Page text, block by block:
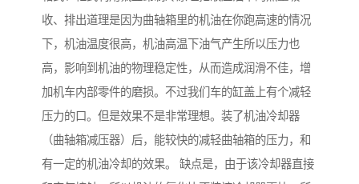
收、排出道理是因为曲轴箱里的机油在你跑高速的情况
下，机油温度很高，机油高温下油气产生所以压力也
高，影响到机油的物理稳定性，从而造成润滑不佳，增
加机车内部零件的磨损。不过我们车的缸盖上有个减轻
压力的口。但是效果不是非常理想。装了机油冷却器
（曲轴箱减压器）后，能较快的减轻曲轴箱的压力，和
有一定的机油冷却的效果。 缺点是，由于该冷却器直接